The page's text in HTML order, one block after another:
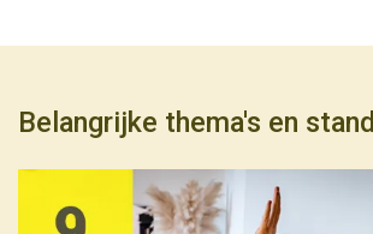
Belangrijke thema's en